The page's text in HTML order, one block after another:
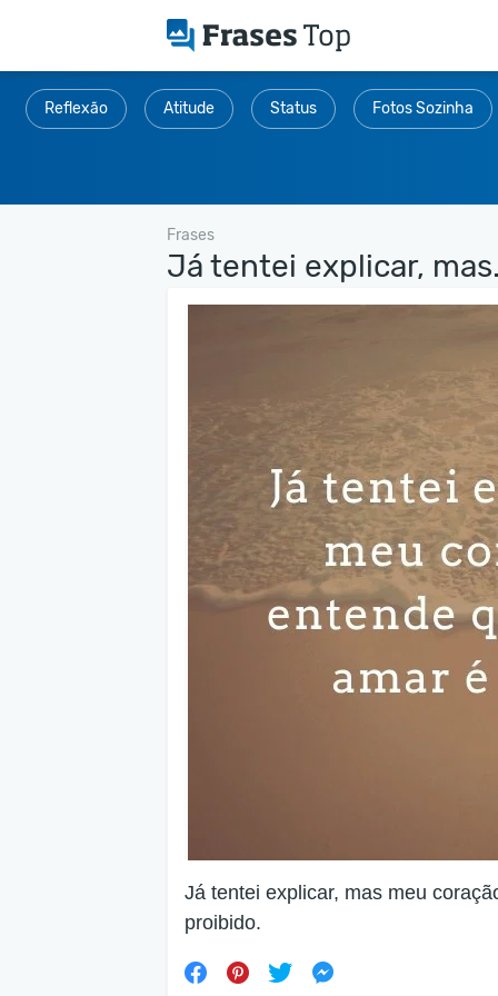
Reflexão Atitude Status Fotos Sozinha
Frases
Já tentei explicar,
Já tentei explicar, mas meu
proibido.